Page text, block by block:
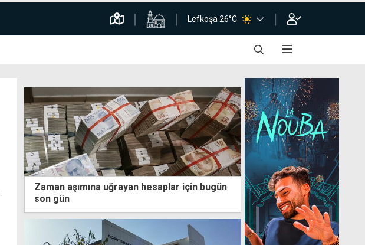
Lefkoşa 26°C
Zaman aşımına uğrayan hesaplar için bugün
son gün